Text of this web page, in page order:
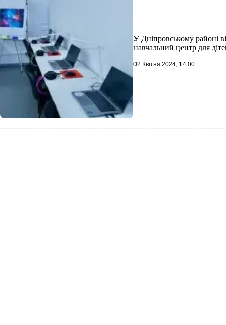
У Дніпровському районі
навчальний центр для
02 Квітня 2024, 14:00